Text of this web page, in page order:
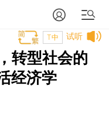
试听
T中
转型社会的
经济学